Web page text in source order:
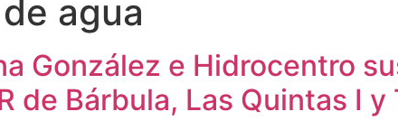
agua
González e Hidrocentro
de Bárbula, Las Quintas I y